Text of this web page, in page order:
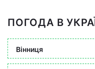
ПОГОДА В
Вінниця